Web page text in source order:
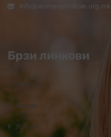
info@womsvetinikole.org.mk
Брзи линкови
Почетна
За нас
Услуги